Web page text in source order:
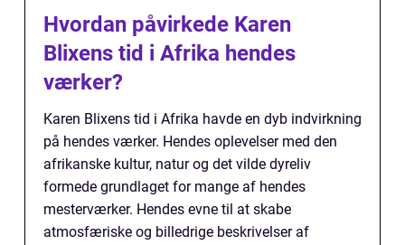
Hvordan påvirkede Karen
Blixens tid i Afrika hendes
værker?
Karen Blixens tid i Afrika havde en dyb indvirkning
på hendes værker. Hendes oplevelser med den
afrikanske kultur, natur og det vilde dyreliv
formede grundlaget for mange af hendes
mesterværker. Hendes evne til at skabe
atmosfæriske og billedrige beskrivelser af